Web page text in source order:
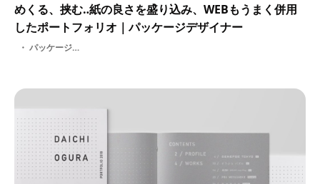
めくる、挟む‥紙の良さを盛り込み、WEBもうまく併用
したポートフォリオ｜パッケージデザイナー
パッケージデザイナー